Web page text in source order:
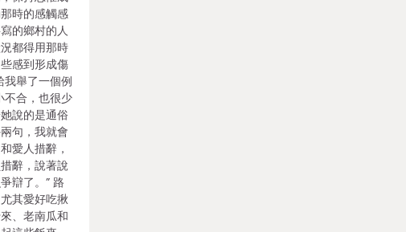
時的感觸感
的鄉村的人
都得用那時
感到形成傷
我舉了一個例
不合，也很少
說的是通俗
句，我就會
愛人措辭，
辭，說著說
辯了。” 路
其愛好吃揪
、老南瓜和